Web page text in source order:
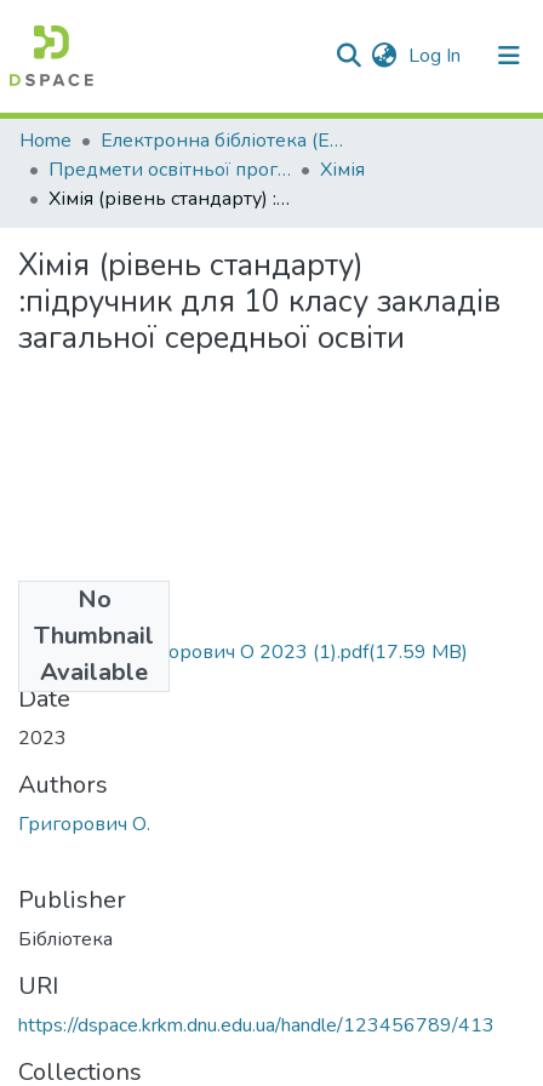
Log In (current)
Communities & Collections
All of DSpace
Home
Електронна бібліотека (E-Book)
Предмети освітньої програми профільної середньої освіти
Хімія
Хімія (рівень стандарту) :підручник для 10 класу закладів загальної середньої освіти
Хімія (рівень стандарту)
:підручник для 10 класу закладів
загальної середньої освіти
No
Thumbnail
Available
Хімія 10 кл. Григорович О 2023 (1).pdf(17.59 MB)
Date
2023
Authors
Григорович О.
Publisher
Бібліотека
URI
https://dspace.krkm.dnu.edu.ua/handle/123456789/413
Collections